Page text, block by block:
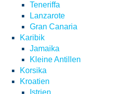
Teneriffa
Lanzarote
Gran Canaria
Karibik
Jamaika
Kleine Antillen
Korsika
Kroatien